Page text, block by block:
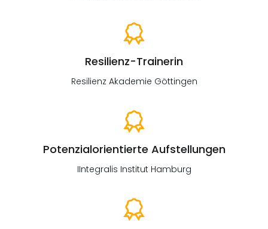
Resilienz-Trainerin
Resilienz Akademie Göttingen
Potenzialorientierte Aufstellungen
IIntegralis Institut Hamburg